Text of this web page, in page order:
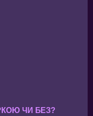
ЧИ БЕЗ?